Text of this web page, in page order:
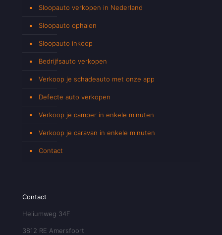
Sloopauto verkopen in Nederland
Sloopauto ophalen
Sloopauto inkoop
Bedrijfsauto verkopen
Verkoop je schadeauto met onze app
Defecte auto verkopen
Verkoop je camper in enkele minuten
Verkoop je caravan in enkele minuten
Contact
Contact
Heliumweg 34F
3812 RE Amersfoort